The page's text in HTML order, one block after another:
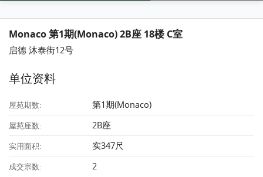
Monaco 第1期(Monaco) 2B座 18楼 C室
启德 沐泰街12号
单位资料
屋苑期数: 第1期(Monaco)
屋苑座数: 2B座
实用面积: 实347尺
成交宗数: 2